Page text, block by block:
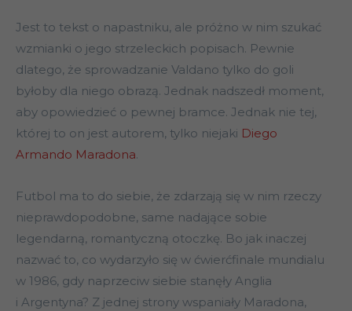
Jest to tekst o napastniku, ale próżno w nim szukać
wzmianki o jego strzeleckich popisach. Pewnie
dlatego, że sprowadzanie Valdano tylko do goli
byłoby dla niego obrazą. Jednak nadszedł moment,
aby opowiedzieć o pewnej bramce. Jednak nie tej,
której to on jest autorem, tylko niejaki Diego
Armando Maradona.
Futbol ma to do siebie, że zdarzają się w nim rzeczy
nieprawdopodobne, same nadające sobie
legendarną, romantyczną otoczkę. Bo jak inaczej
nazwać to, co wydarzyło się w ćwierćfinale mundialu
w 1986, gdy naprzeciw siebie stanęły Anglia
i Argentyna? Z jednej strony wspaniały Maradona,